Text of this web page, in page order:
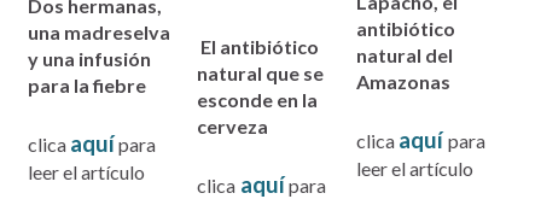
Dos hermanas,
una madreselva
y una infusión
para la fiebre
clica aquípara
leer el artículo
El antibiótico
natural que se
esconde en la
cerveza
clica aquípara
antibiótico
natural del
Amazonas
clica aquí para
leer el artículo